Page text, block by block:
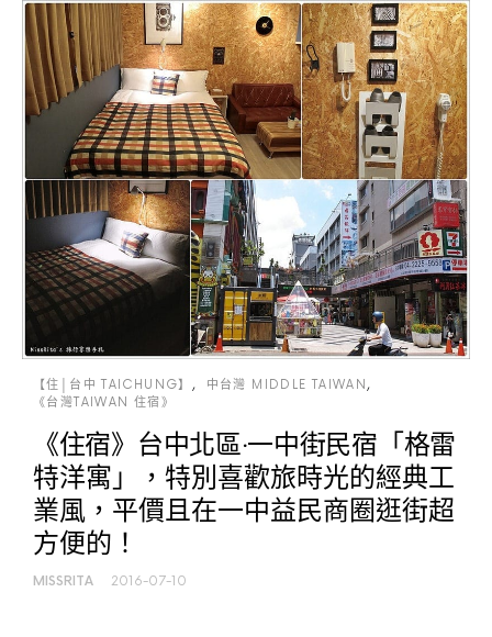
【住│台中 TAICHUNG】
中台灣 MIDDLE TAIWAN
《台灣TAIWAN 住宿》
《住宿》台中北區‧一中街民宿「格雷
特洋寓」，特別喜歡旅時光的經典工
業風，平價且在一中益民商圈逛街超
方便的！
MISSRITA 2016-07-10